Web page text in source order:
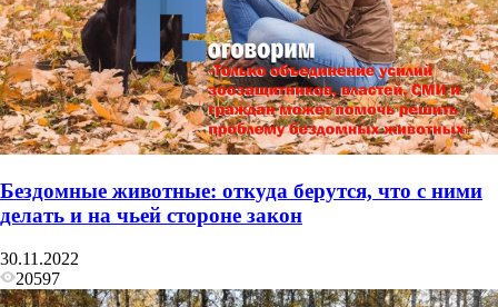
Бездомные животные: откуда берутся, что с ними
делать и на чьей стороне закон
30.11.2022
20597